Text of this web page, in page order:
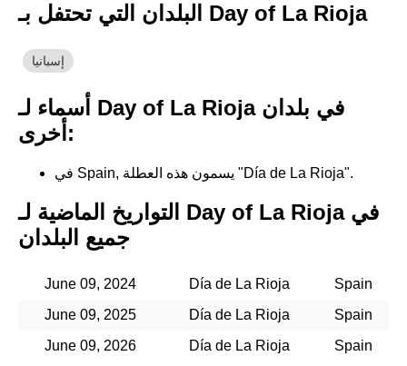
البلدان التي تحتفل بـ Day of La Rioja
إسبانيا
أسماء لـ Day of La Rioja في بلدان
أخرى:
في Spain, يسمون هذه العطلة "Día de La Rioja".
التواريخ الماضية لـ Day of La Rioja في
جميع البلدان
June 09, 2024 Día de La Rioja
Spain
June 09, 2025
Día de La Rioja
Spain
June 09, 2026
Día de La Rioja Spain